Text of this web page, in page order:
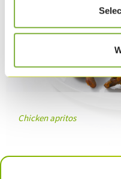
Chicken apritos